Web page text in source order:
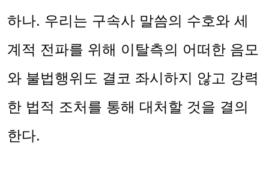
하나. 우리는 구속사 말씀의 수호와 세
계적 전파를 위해 이탈측의 어떠한 음모
와 불법행위도 결코 좌시하지 않고 강력
한 법적 조처를 통해 대처할 것을 결의
한다.